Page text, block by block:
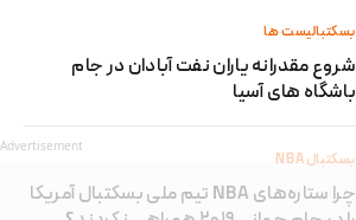
بسکتبالیست ها
شروع مقدرانه یاران نفت آبادان در جام
باشگاه های آسیا
بسکتبال NBA
چرا ستاره‌های NBA تیم ملی بسکتبال آمریکا
Advertisement